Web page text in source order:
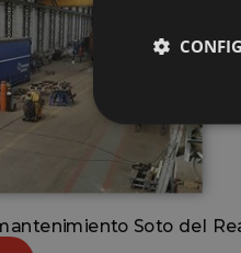
Soto del